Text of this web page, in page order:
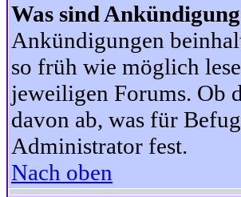
Was sind
Ankündigungen
so früh wie möglich
jeweiligen Forums. Ob
davon ab, was für
Administrator fest.
Nach oben